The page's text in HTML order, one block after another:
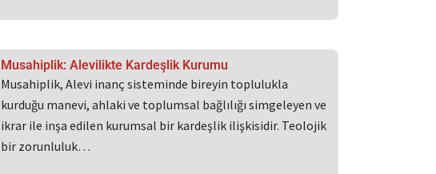
Musahiplik: Alevilikte Kardeşlik Kurumu
Musahiplik, Alevi inanç sisteminde bireyin toplulukla
kurduğu manevi, ahlaki ve toplumsal bağlılığı simgeleyen ve
ikrar ile inşa edilen kurumsal bir kardeşlik ilişkisidir. Teolojik
bir zorunluluk…